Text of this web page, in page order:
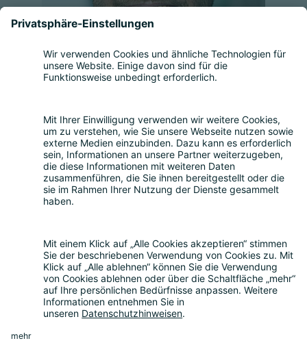
Lewis Erckenbrecht
Referent Bildungspolitik & Digitale
Bitkom
Smart Country Convention|Transform|Digital Office
Conference|Bildungskonferenz|eIDAS Summit |
DigiFin|AIDAQ|Privacy Conference
Conference